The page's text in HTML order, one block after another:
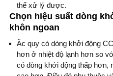
thể xử lý được.
Chọn hiệu suất dòng
khôn ngoan
Ắc quy có dòng khởi động
hơn ở nhiệt độ lạnh hơn so
có dòng khởi động thấp hơn,